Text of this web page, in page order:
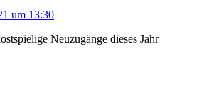
um 13:30
Neuzugänge dieses Jahr